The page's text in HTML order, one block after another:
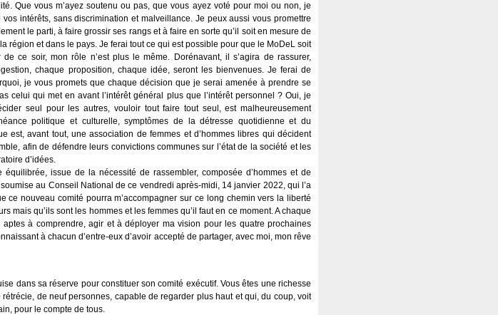
Que vous m’ayez soutenu ou pas, que vous ayez voté pour moi ou non, je
intérêts, sans discrimination et malveillance. Je peux aussi vous promettre
le parti, à faire grossir ses rangs et à faire en sorte qu’il soit en mesure de
et dans le pays. Je ferai tout ce qui est possible pour que le MoDeL soit
ce soir, mon rôle n’est plus le même. Dorénavant, il s’agira de rassurer,
chaque proposition, chaque idée, seront les bienvenues. Je ferai de
je vous promets que chaque décision que je serai amenée à prendre se
celui qui met en avant l’intérêt général plus que l’intérêt personnel ? Oui, je
seul pour les autres, vouloir tout faire tout seul, est malheureusement
politique et culturelle, symptômes de la détresse quotidienne et du
est, avant tout, une association de femmes et d’hommes libres qui décident
afin de défendre leurs convictions communes sur l’état de la société et les
d’idées.
issue de la nécessité de rassembler, composée d’hommes et de
au Conseil National de ce vendredi après-midi, 14 janvier 2022, qui l’a
ce nouveau comité pourra m’accompagner sur ce long chemin vers la liberté
mais qu’ils sont les hommes et les femmes qu’il faut en ce moment. A chaque
à comprendre, agir et à déployer ma vision pour les quatre prochaines
à chacun d’entre-eux d’avoir accepté de partager, avec moi, mon rêve
dans sa réserve pour constituer son comité exécutif. Vous êtes une richesse
de neuf personnes, capable de regarder plus haut et qui, du coup, voit
pour le compte de tous.